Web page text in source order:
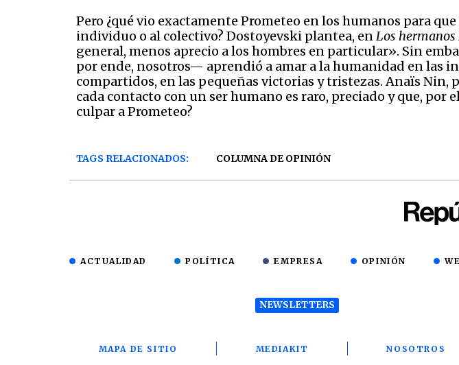
Pero ¿qué vio exactamente Prometeo en los humanos para
individuo o al colectivo? Dostoyevski plantea, enLos hermanos
general, menos aprecio a los hombres en particular». Sin
por ende, nosotros— aprendió a amar a la humanidad en las
compartidos, en las pequeñas victorias y tristezas. Anaïs
cada contacto con un ser humano es raro, preciado y que, por
culpar a Prometeo?
TAGS RELACIONADOS: COLUMNA DE OPINIÓN
ACTUALIDAD POLÍTICA EMPRESA OPINIÓN
NEWSLETTERS
MAPA DE SITIO MEDIAKIT NOSOTROS